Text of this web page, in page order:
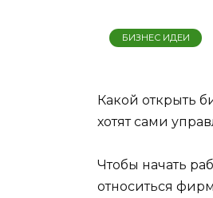
БИЗНЕС ИДЕИ
Какой открыть
хотят сами
Чтобы начать
относиться